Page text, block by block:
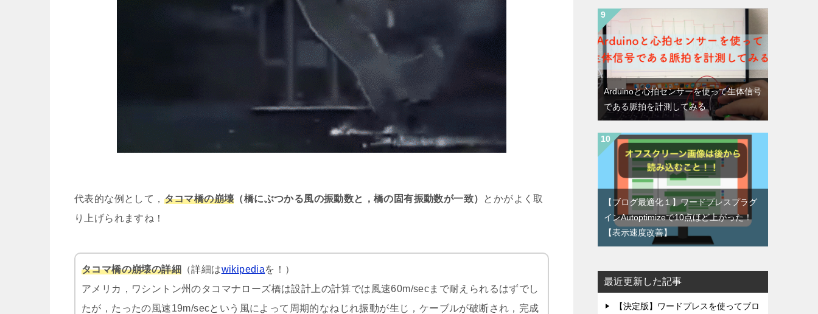
代表的な例として， タコマ橋の崩壊 （橋にぶつかる風の振動数と，橋の固有振動数が一致） とかがよく取
り上げられますね！
タコマ橋の崩壊の詳細 （詳細はwikipediaを！）
アメリカ，ワシントン州のタコマナローズ橋は設計上の計算では風速60m/secまで耐えられるはずでし
たが，たったの風速19m/secという風によって周期的なねじれ振動が生じ，ケーブルが破断され，完成
Arduinoと心拍センサーを使って生体信号
である脈拍を計測してみる
【ブログ最適化１】ワードプレスプラグ
インAutoptimizeで10点ほど上がった！
【表示速度改善】
最近更新した記事
【決定版】ワードプレスを使ってブロ